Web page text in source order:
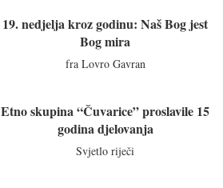
19. nedjelja kroz godinu: Naš Bog jest
Bog mira
fra Lovro Gavran
Etno skupina “Čuvarice” proslavile 15
godina djelovanja
Svjetlo riječi